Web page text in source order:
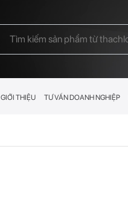
GIỚI THIỆU TƯ VẤN DOANH NGHIỆP